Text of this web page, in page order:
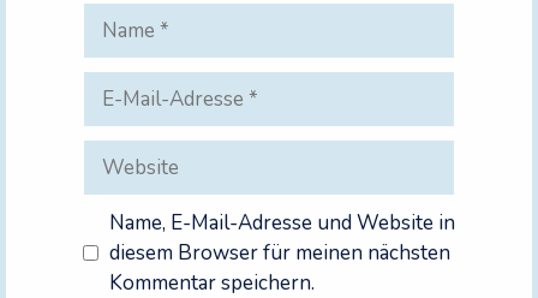
Name
Mail-
Adresse
Website
Name, E-Mail-Adresse und Website in
diesem Browser für meinen nächsten
Kommentar speichern.